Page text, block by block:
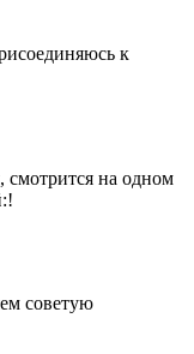
к
смотрится на одном
советую